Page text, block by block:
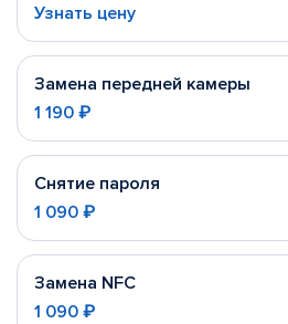
Узнать цену
Замена передней камеры
1 190 ₽
Снятие пароля
1 090 ₽
Замена NFC
1 090 ₽